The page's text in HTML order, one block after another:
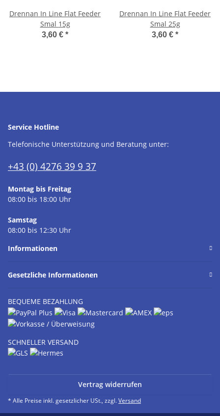
Drennan In Line Flat Feeder
Smal 15g
3,60 € *
Drennan In Line Flat Feeder
Smal 25g
3,60 € *
Service Hotline
Telefonische Unterstützung und Beratung unter:
+43 (0) 4276 39 9 37
Montag bis Freitag
08:00 bis 18:00 Uhr
Samstag
08:00 bis 12:30 Uhr
Informationen
Gesetzliche Informationen
BEQUEME BEZAHLUNG
SCHNELLER VERSAND
Vertrag widerrufen
* Alle Preise inkl. gesetzlicher USt., zzgl.Versand